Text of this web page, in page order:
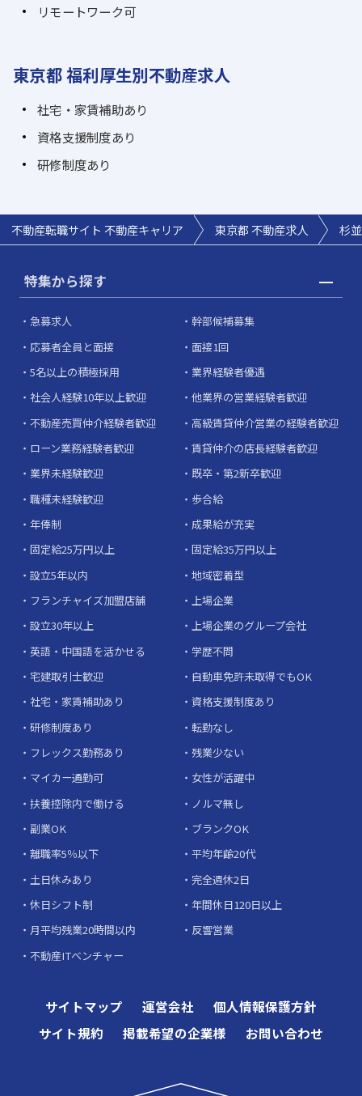
リモートワーク可
東京都 福利厚生別不動産求人
社宅・家賃補助あり
資格支援制度あり
研修制度あり
不動産転職サイト 不動産キャリア 東京都 不動産求人 杉
特集から探す
急募求人
幹部候補募集
応募者全員と面接
面接1回
5名以上の積極採用
業界経験者優遇
社会人経験10年以上歓迎
他業界の営業経験者歓迎
不動産売買仲介経験者歓迎
高級賃貸仲介営業の経験者歓迎
ローン業務経験者歓迎
賃貸仲介の店長経験者歓迎
業界未経験歓迎
既卒・第2新卒歓迎
職種未経験歓迎
歩合給
年俸制
成果給が充実
固定給25万円以上
固定給35万円以上
設立5年以内
地域密着型
フランチャイズ加盟店舗
上場企業
設立30年以上
上場企業のグループ会社
英語・中国語を活かせる
学歴不問
宅建取引士歓迎
自動車免許未取得でもOK
社宅・家賃補助あり
資格支援制度あり
研修制度あり
転勤なし
フレックス勤務あり
残業少ない
マイカー通勤可
女性が活躍中
扶養控除内で働ける
ノルマ無し
副業OK
ブランクOK
離職率5％以下
平均年齢20代
土日休みあり
完全週休2日
休日シフト制
年間休日120日以上
月平均残業20時間以内
反響営業
不動産ITベンチャー
サイトマップ 運営会社
個人情報保護方針
サイト規約
掲載希望の企業様 お問い合わせ